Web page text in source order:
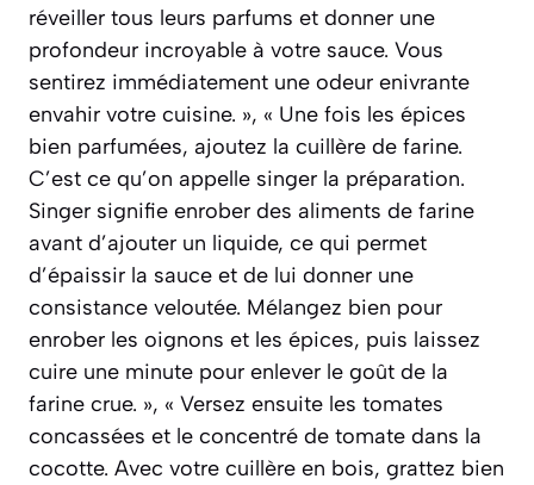
réveiller tous leurs parfums et donner une
profondeur incroyable à votre sauce. Vous
sentirez immédiatement une odeur enivrante
envahir votre cuisine. », « Une fois les épices
bien parfumées, ajoutez la cuillère de farine.
C’est ce qu’on appelle singer la préparation.
Singer signifie enrober des aliments de farine
avant d’ajouter un liquide, ce qui permet
d’épaissir la sauce et de lui donner une
consistance veloutée. Mélangez bien pour
enrober les oignons et les épices, puis laissez
cuire une minute pour enlever le goût de la
farine crue. », « Versez ensuite les tomates
concassées et le concentré de tomate dans la
cocotte. Avec votre cuillère en bois, grattez bien